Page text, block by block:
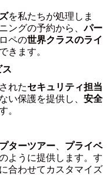
を私たちが処理しま
ングの予約から、パー
ペの世界クラスのライ
きます。
れたセキュリティ担当
い保護を提供し、 安全
。
ターツアー、 プライベ
ように提供します。す
合わせてカスタマイズ